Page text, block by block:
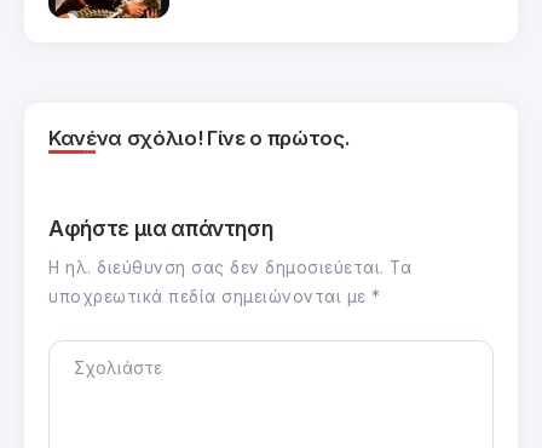
Κανένα σχόλιο! Γίνε ο πρώτος.
Αφήστε μια απάντηση
Η ηλ. διεύθυνση σας δεν δημοσιεύεται. Τα
υποχρεωτικά πεδία σημειώνονται με *